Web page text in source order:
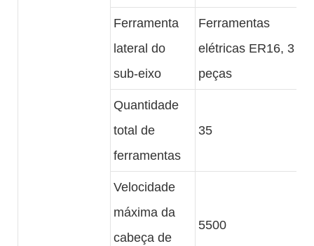
Ferramenta
lateral do
sub-eixo
Ferramentas
elétricas ER16, 3
peças
Quantidade
total de
ferramentas
35
Velocidade
máxima da
cabeça de
5500